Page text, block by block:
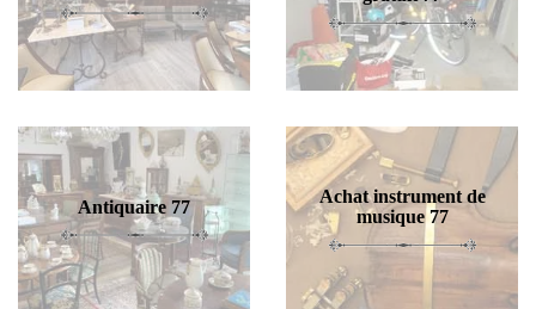
Antiquaire 77
Achat instrument de
musique 77